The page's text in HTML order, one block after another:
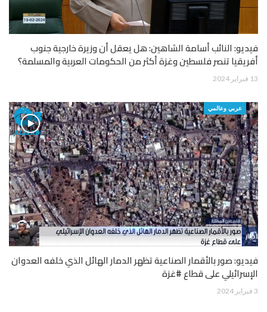
فيديو: النائب أسامة الشاهين: هل يعقل أن وزيرة خارجية جنوب
أفريقيا تنصر فلسطين وغزة أكثر من الحكومات العربية والمسلمة؟
13 فبراير 2024
عربي وعالمي
فيديو: صور بالأقمار الصناعية تظهر الدمار الهائل الذي خلفه العدوان
الإسرائيلي على قطاع #غزة
3 فبراير 2024